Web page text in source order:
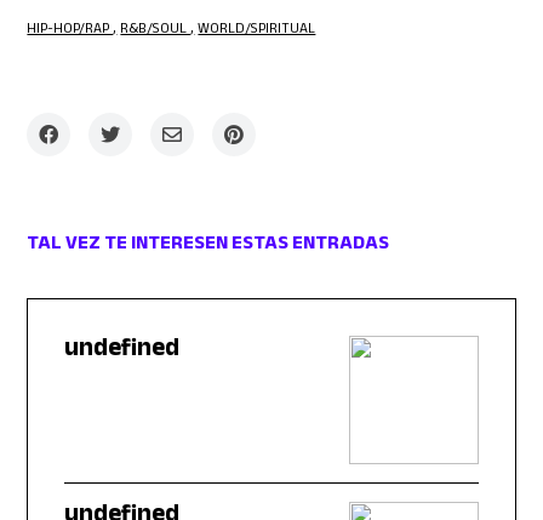
HIP-HOP/RAP R&B/SOUL WORLD/SPIRITUAL
TAL VEZ TE INTERESEN ESTAS ENTRADAS
undefined